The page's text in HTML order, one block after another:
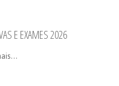
E EXAMES 2026